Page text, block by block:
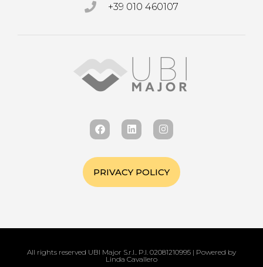
+39 010 460107
PRIVACY POLICY
All rights reserved UBI Major S.r.l.. P.I. 02081210995 | Powered by
Linda Cavallero